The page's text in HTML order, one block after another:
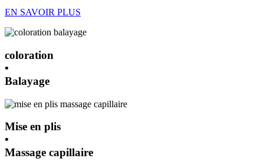
EN SAVOIR PLUS
coloration
•
Balayage
Mise en plis
•
Massage capillaire